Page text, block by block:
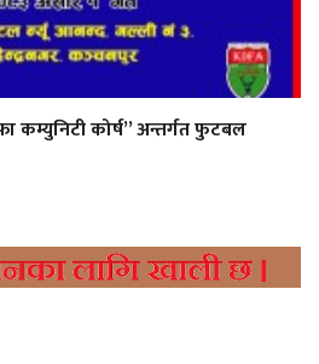
कम्युनिटी कोर्ष” अन्तर्गत फुटबल